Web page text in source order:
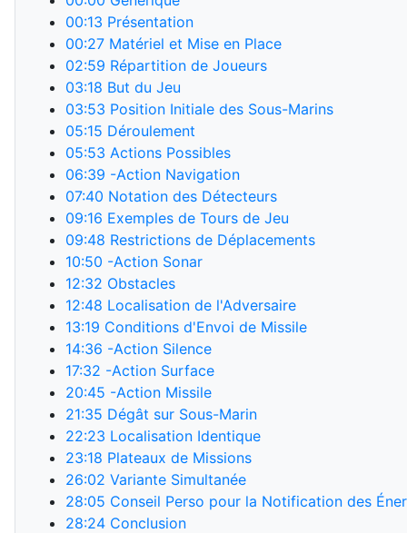
00:13 Présentation
00:27 Matériel et Mise en Place
02:59 Répartition de Joueurs
03:18 But du Jeu
03:53 Position Initiale des Sous-Marins
05:15 Déroulement
05:53 Actions Possibles
06:39 -Action Navigation
07:40 Notation des Détecteurs
09:16 Exemples de Tours de Jeu
09:48 Restrictions de Déplacements
10:50 -Action Sonar
12:32 Obstacles
12:48 Localisation de l'Adversaire
13:19 Conditions d'Envoi de Missile
14:36 -Action Silence
17:32 -Action Surface
20:45 -Action Missile
21:35 Dégât sur Sous-Marin
22:23 Localisation Identique
23:18 Plateaux de Missions
26:02 Variante Simultanée
28:05 Conseil Perso pour la Notification des
28:24 Conclusion